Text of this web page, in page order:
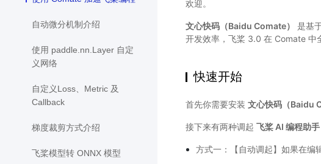
自动微分机制介绍
使用 paddle.nn.Layer 自定
义网络
自定义Loss、Metric 及
Callback
梯度裁剪方式介绍
飞桨模型转 ONNX 模型
欢迎。
文心快码（Baidu Comate）
是基
开发效率，飞桨 3.0 在 Comate 中
快速开始
首先你需要安装 文心快码（Baidu
接下来有两种调起 飞桨 AI 编程助手
方式一：【自动调起】如果在编